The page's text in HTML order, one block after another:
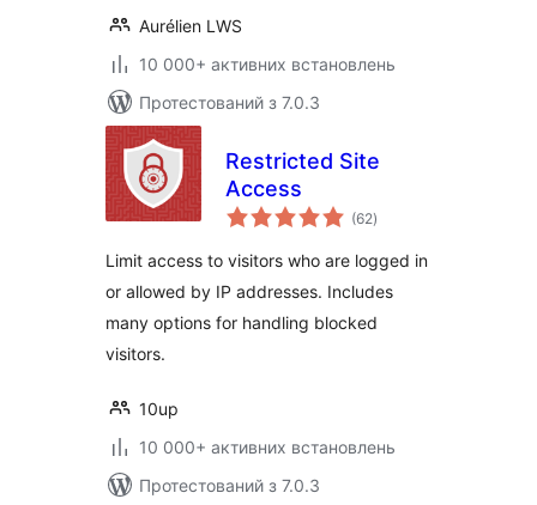
Aurélien LWS
10 000+ активних встановлень
Протестований з 7.0.3
Restricted Site
Access
(62загальний
рейтинг
)
Limit access to visitors who are logged in
or allowed by IP addresses. Includes
many options for handling blocked
visitors.
10up
10 000+ активних встановлень
Протестований з 7.0.3